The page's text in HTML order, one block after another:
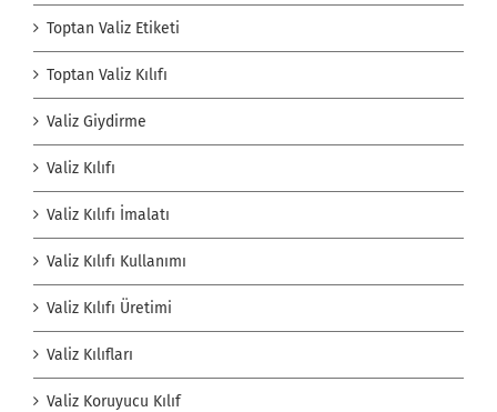
Toptan Valiz Etiketi
Toptan Valiz Kılıfı
Valiz Giydirme
Valiz Kılıfı
Valiz Kılıfı İmalatı
Valiz Kılıfı Kullanımı
Valiz Kılıfı Üretimi
Valiz Kılıfları
Valiz Koruyucu Kılıf